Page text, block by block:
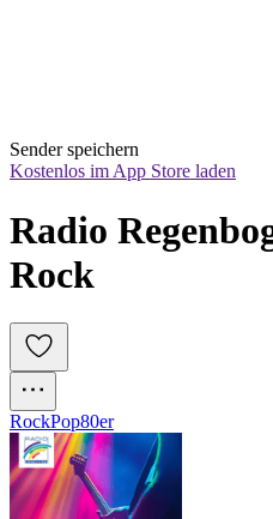
Sender speichern
Kostenlos im App Store laden
Radio
Rock
RockPop80er